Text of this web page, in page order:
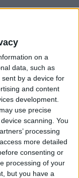
on a
data, such as
by a device for
and content
development.
use precise
scanning. You
processing
more detailed
consenting or
processing of your
but you have a
não sabia o
queria era
WorldTour,
e onde
explicou o
Embora não
AG2R
como uma
impõe padrões
espaço para a
continuar